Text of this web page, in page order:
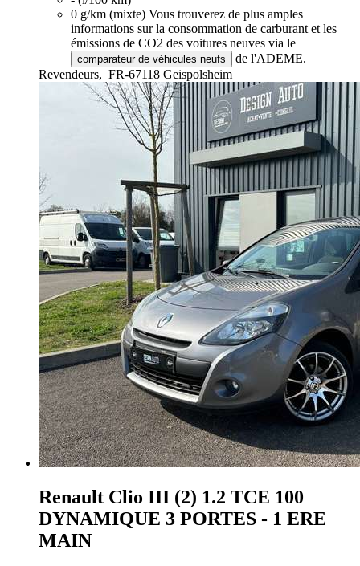
0 g/km (mixte) Vous trouverez de plus amples
informations sur la consommation de carburant et les
émissions de CO2 des voitures neuves via le
comparateur de véhicules neufs
de l'ADEME.
Revendeurs, FR-67118 Geispolsheim
Renault Clio III (2) 1.2 TCE 100
DYNAMIQUE 3 PORTES - 1 ERE
MAIN